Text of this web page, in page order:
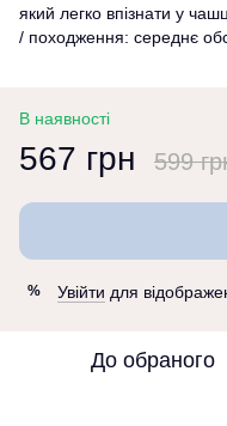
який легко впізнати у
/ походження: середнє
В наявності
567 грн 599
% Увійти для
До обраного